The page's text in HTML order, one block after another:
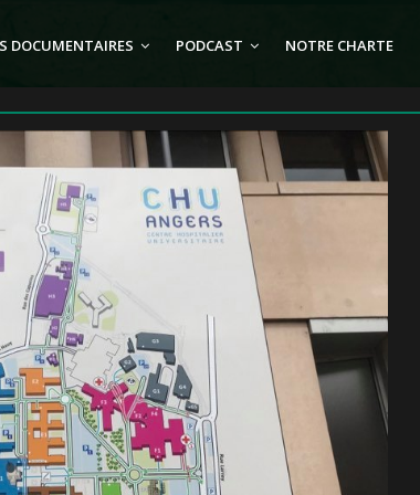
DOCUMENTAIRES PODCAST NOTRE CHARTE